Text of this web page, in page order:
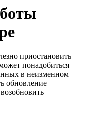
приостановить
понадобиться
в неизменном
обновление